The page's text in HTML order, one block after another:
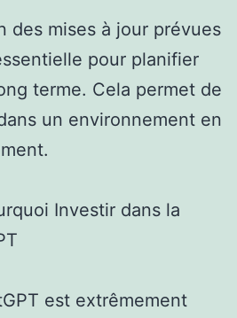
des mises à jour prévues
pour planifier
terme. Cela permet de
un environnement en
Investir dans la
est extrêmement